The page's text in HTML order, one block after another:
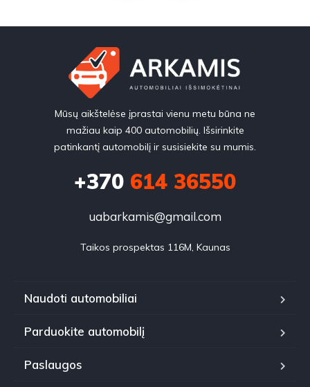
Mūsų aikštelėse įprastai vienu metu būna ne
mažiau kaip 400 automobilių. Išsirinkite
patinkantį automobilį ir susisiekite su mumis.
+370 614 36550
uabarkamis@gmail.com
Taikos prospektas 116M, Kaunas
Naudoti automobiliai
Parduokite automobilį
Paslaugos